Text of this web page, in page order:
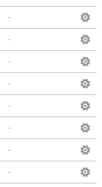
-
-
-
-
-
-
-
-